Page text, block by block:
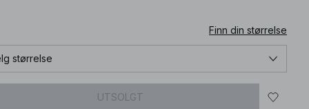
Finn din størrelse
størrelse
UTSOLGT